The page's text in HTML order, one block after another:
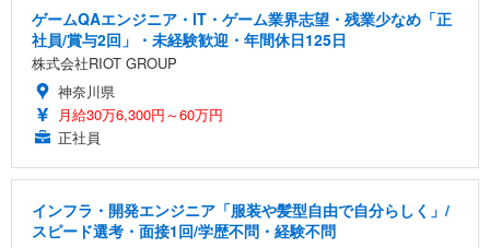
ゲームQAエンジニア・IT・ゲーム業界志望・残業少なめ「正
社員/賞与2回」・未経験歓迎・年間休日125日
株式会社RIOT GROUP
神奈川県
月給30万6,300円～60万円
正社員
インフラ・開発エンジニア「服装や髪型自由で自分らしく」/
スピード選考・面接1回/学歴不問・経験不問